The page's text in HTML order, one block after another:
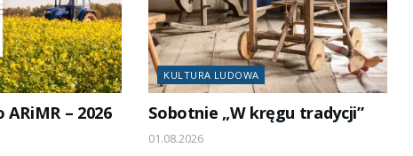
ARiMR – 2026
KULTURA LUDOWA
Sobotnie „W kręgu tradycji”
01.08.2026